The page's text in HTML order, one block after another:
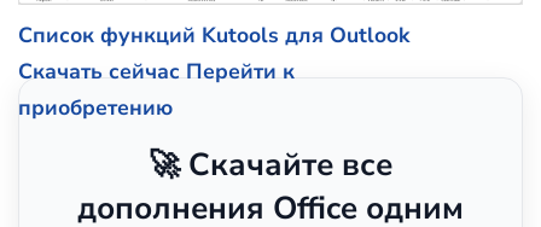
Список функций Kutools для Outlook
Скачать сейчас Перейти к
приобретению
🚀 Скачайте все
дополнения Office одним